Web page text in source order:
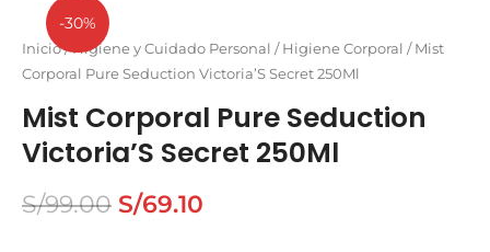
-30%
Inicio/Higiene y Cuidado Personal / Higiene Corporal / Mist
Corporal Pure Seduction Victoria’S Secret 250Ml
Mist Corporal Pure Seduction
Victoria’S Secret 250Ml
S/99.00 S/69.10